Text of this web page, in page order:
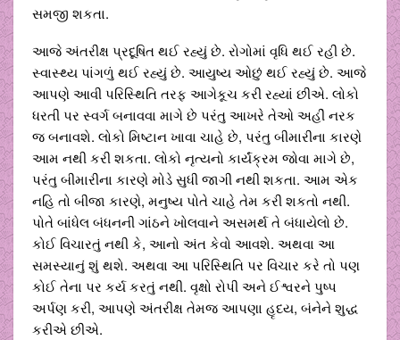
સમજી શકતા.
આજે અંતરીક્ષ પ્રદૂષિત થઈ રહ્યું છે. રોગોમાં વૃધિ થઈ રહી છે.
સ્વાસ્થ્ય પાંગળું થઈ રહ્યું છે. આયુષ્ય ઓછું થઈ રહ્યું છે. આજે
આપણે આવી પરિસ્થિતિ તરફ આગેકૂચ કરી રહ્યાં છીએ. લોકો
ધરતી પર સ્વર્ગ બનાવવા માગે છે પરંતુ આખરે તેઓ અહીં નરક
જ બનાવશે. લોકો મિષ્ટાન ખાવા ચાહે છે, પરંતુ બીમારીના કારણે
આમ નથી કરી શકતા. લોકો નૃત્યનો કાર્યંક્રમ જોવા માગે છે,
પરંતુ બીમારીના કારણે મોડે સુધી જાગી નથી શકતા. આમ એક
નહિ તો બીજા કારણે, મનુષ્ય પોતે ચાહે તેમ કરી શકતો નથી.
પોતે બાંધેલ બંધનની ગાંઠને ખોલવાને અસમર્થ તે બંધાયેલો છે.
કોઈ વિચારતું નથી કે, આનો અંત કેવો આવશે. અથવા આ
સમસ્યાનું શું થશે. અથવા આ પરિસ્થિતિ પર વિચાર કરે તો પણ
કોઈ તેના પર કર્ય કરતું નથી. વૃક્ષો રોપી અને ઈશ્વરને પુષ્પ
અર્પણ કરી, આપણે અંતરીક્ષ તેમજ આપણા હૃદય, બંનેને શુદ્ધ
કરીએ છીએ.